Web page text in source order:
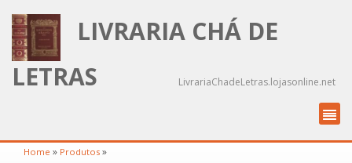
LIVRARIA CHÁ DE
LETRAS
LivrariaChadeLetras.lojasonline.net
Home » Produtos »